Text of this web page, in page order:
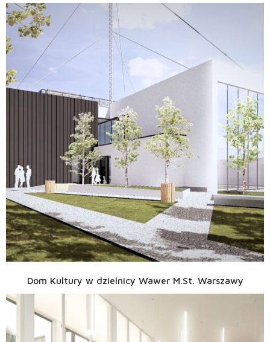
Dom Kultury w dzielnicy Wawer M.St. Warszawy